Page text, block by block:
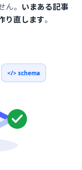
。 いまある記事
り直します。
</> schema